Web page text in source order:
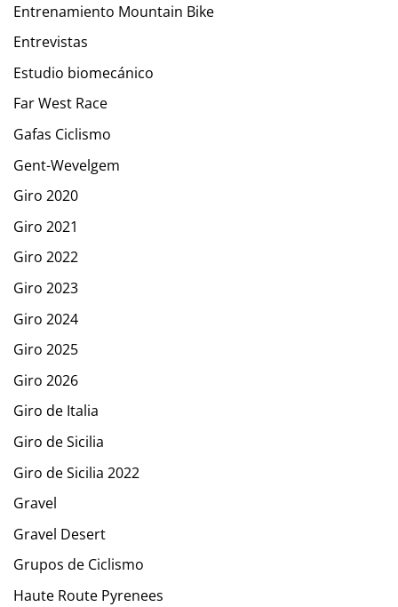
Entrenamiento Mountain Bike
Entrevistas
Estudio biomecánico
Far West Race
Gafas Ciclismo
Gent-Wevelgem
Giro 2020
Giro 2021
Giro 2022
Giro 2023
Giro 2024
Giro 2025
Giro 2026
Giro de Italia
Giro de Sicilia
Giro de Sicilia 2022
Gravel
Gravel Desert
Grupos de Ciclismo
Haute Route Pyrenees